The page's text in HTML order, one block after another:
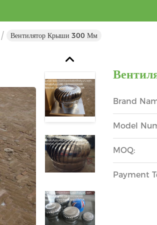
Вентилятор Крыши 300 Мм
Brand
Model
MOQ:
Payment